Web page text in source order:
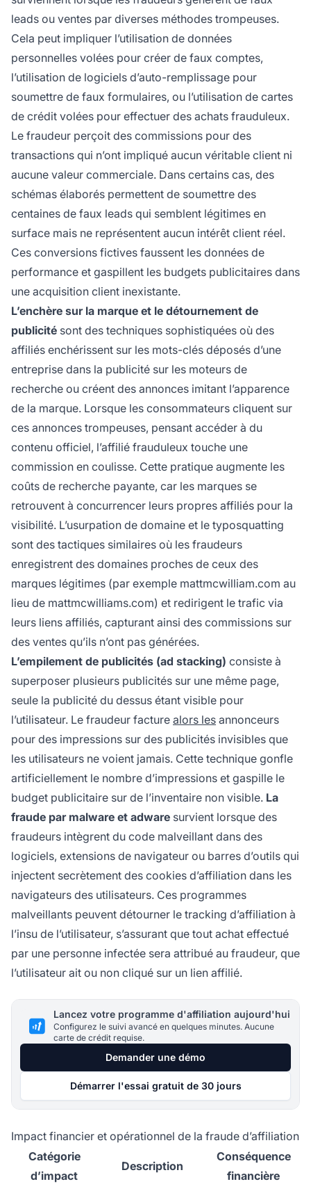
leads ou ventes par diverses méthodes trompeuses.
Cela peut impliquer l’utilisation de données
personnelles volées pour créer de faux comptes,
l’utilisation de logiciels d’auto-remplissage pour
soumettre de faux formulaires, ou l’utilisation de cartes
de crédit volées pour effectuer des achats frauduleux.
Le fraudeur perçoit des commissions pour des
transactions qui n’ont impliqué aucun véritable client ni
aucune valeur commerciale. Dans certains cas, des
schémas élaborés permettent de soumettre des
centaines de faux leads qui semblent légitimes en
surface mais ne représentent aucun intérêt client réel.
Ces conversions fictives faussent les données de
performance et gaspillent les budgets publicitaires dans
une acquisition client inexistante.
L’enchère sur la marque et le détournement de
publicité sont des techniques sophistiquées où des
affiliés enchérissent sur les mots-clés déposés d’une
entreprise dans la publicité sur les moteurs de
recherche ou créent des annonces imitant l’apparence
de la marque. Lorsque les consommateurs cliquent sur
ces annonces trompeuses, pensant accéder à du
contenu officiel, l’affilié frauduleux touche une
commission en coulisse. Cette pratique augmente les
coûts de recherche payante, car les marques se
retrouvent à concurrencer leurs propres affiliés pour la
visibilité. L’usurpation de domaine et le typosquatting
sont des tactiques similaires où les fraudeurs
enregistrent des domaines proches de ceux des
marques légitimes (par exemple mattmcwilliam.com au
lieu de mattmcwilliams.com) et redirigent le trafic via
leurs liens affiliés, capturant ainsi des commissions sur
des ventes qu’ils n’ont pas générées.
L’empilement de publicités (ad stacking) consiste à
superposer plusieurs publicités sur une même page,
seule la publicité du dessus étant visible pour
l’utilisateur. Le fraudeur facture alors les annonceurs
pour des impressions sur des publicités invisibles que
les utilisateurs ne voient jamais. Cette technique gonfle
artificiellement le nombre d’impressions et gaspille le
budget publicitaire sur de l’inventaire non visible. La
fraude par malware et adware survient lorsque des
fraudeurs intègrent du code malveillant dans des
logiciels, extensions de navigateur ou barres d’outils qui
injectent secrètement des cookies d’affiliation dans les
navigateurs des utilisateurs. Ces programmes
malveillants peuvent détourner le tracking d’affiliation à
l’insu de l’utilisateur, s’assurant que tout achat effectué
par une personne infectée sera attribué au fraudeur, que
l’utilisateur ait ou non cliqué sur un lien affilié.
Lancez votre programme d'affiliation aujourd'hui
Configurez le suivi avancé en quelques minutes. Aucune
carte de crédit requise.
Demander une démo
Démarrer l'essai gratuit de 30 jours
Impact financier et opérationnel de la fraude d’affiliation
Catégorie
d’impact
Description
Conséquence
financière